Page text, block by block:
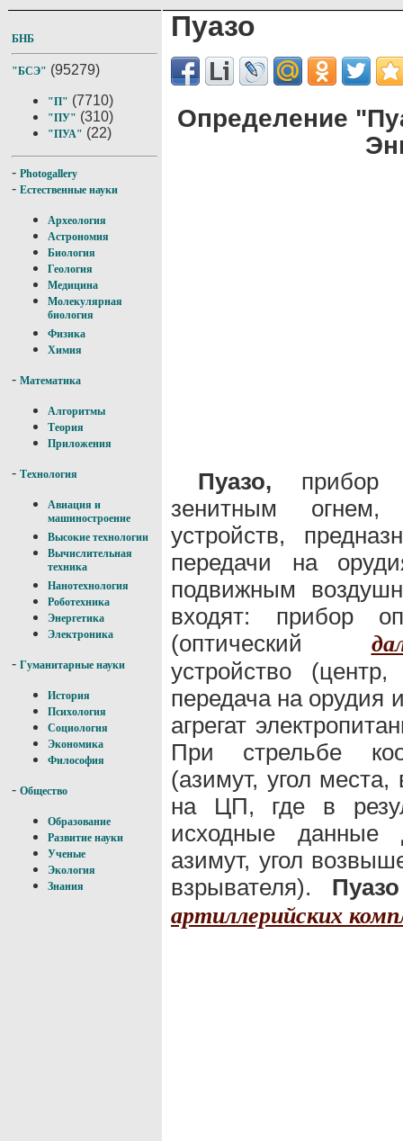
БНБ
"БСЭ" (95279)
"П" (7710)
"ПУ" (310)
"ПУА" (22)
- Photogallery
- Естественные науки
Археология
Астрономия
Биология
Геология
Медицина
Молекулярная
биология
Физика
Химия
- Математика
Алгоритмы
Теория
Приложения
- Технология
Авиация и
машиностроение
Высокие технологии
Вычислительная
техника
Нанотехнология
Роботехника
Энергетика
Электроника
- Гуманитарные науки
История
Психология
Социология
Экономика
Философия
- Общество
Образование
Развитие науки
Ученые
Экология
Знания
Пуазо
Определение
Пуазо, прибор
зенитным огнем,
устройств,
передачи на
подвижным
входят: прибор
(оптический
устройство
передача на орудия
агрегат
При стрельбе
(азимут, угол
на ЦП, где в
исходные данные
азимут, угол
взрывателя). Пуазо
артиллерийских